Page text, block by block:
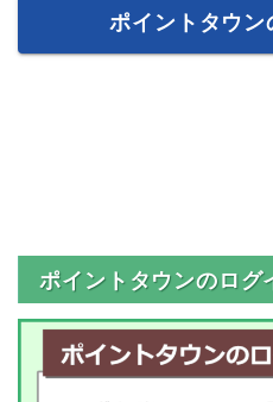
ポイントタウン
ポイントタウンのログ